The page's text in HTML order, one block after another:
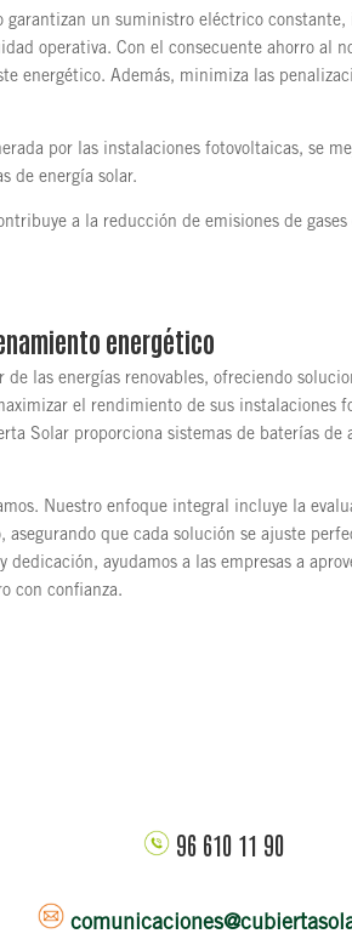
garantizan un suministro eléctrico
operativa. Con el consecuente ahorro al
energético. Además, minimiza las
por las instalaciones fotovoltaicas, se
de energía solar.
a la reducción de emisiones de
energético
las energías renovables, ofreciendo
el rendimiento de sus instalaciones
Solar proporciona sistemas de baterías de
Nuestro enfoque integral incluye la
que cada solución se ajuste
ayudamos a las empresas a
con confianza.
96 610 11 90